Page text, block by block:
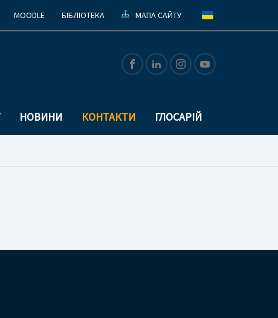
MOODLE БІБЛІОТЕКА МАПА САЙТУ
НОВИНИ КОНТАКТИ
ГЛОСАРІЙ